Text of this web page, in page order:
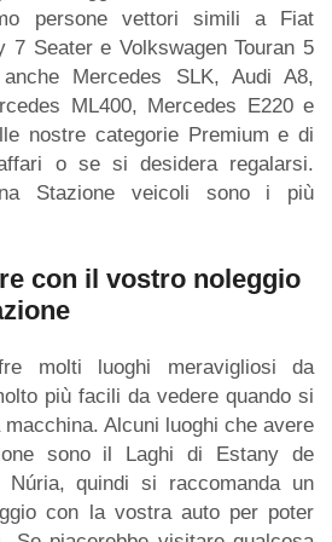
persone vettori simili a Fiat
7 Seater e Volkswagen Touran 5
Mercedes SLK, Audi A8,
ML400, Mercedes E220 e
nostre categorie Premium e di
o se si desidera regalarsi.
Stazione veicoli sono i più
con il vostro noleggio
molti luoghi meravigliosi da
più facili da vedere quando si
macchina. Alcuni luoghi che avere
sono il Laghi di Estany de
quindi si raccomanda un
con la vostra auto per poter